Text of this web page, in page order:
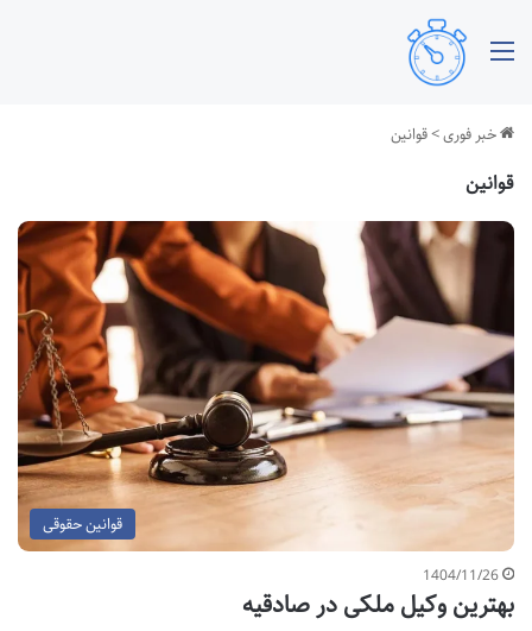
خبر فوری>قوانین
قوانین
قوانین حقوقی
1404/11/26
بهترین وکیل ملکی در صادقیه